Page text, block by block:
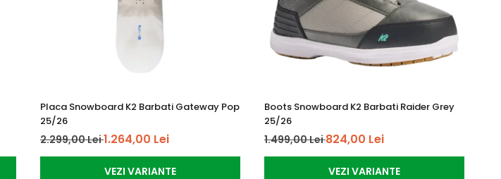
Placa Snowboard K2 Barbati Gateway Pop
25/26
2.299,00 Lei1.264,00 Lei
VEZI VARIANTE
Boots Snowboard K2 Barbati Raider Grey
25/26
1.499,00 Lei824,00 Lei
VEZI VARIANTE